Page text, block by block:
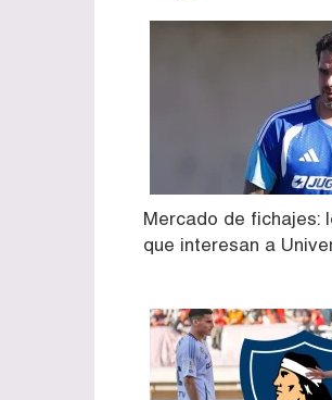
Mercado de fichajes:
que interesan a